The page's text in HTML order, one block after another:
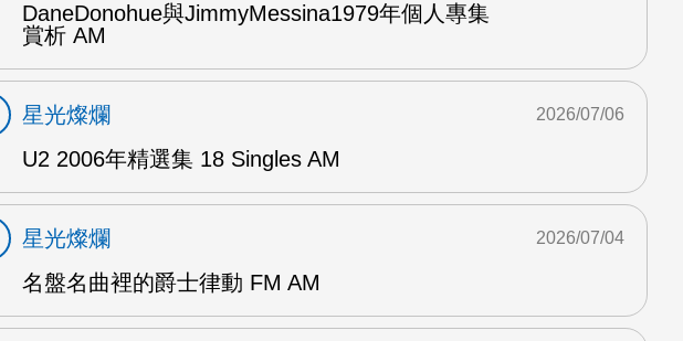
DaneDonohue與JimmyMessina1979年個人專集
賞析 AM
星光燦爛
U2 2006年精選集 18 Singles AM
2026/07/06
星光燦爛
名盤名曲裡的爵士律動 FM AM
2026/07/04